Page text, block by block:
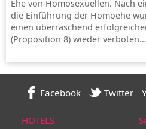
Ehe von Homosexuellen. Nach
die Einführung der Homoehe
einen überraschend
(Proposition 8) wieder verboten...
Facebook Twitter
HOTELS